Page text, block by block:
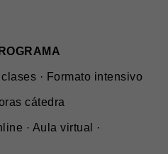
clases · Formato intensivo
cátedra
· Aula virtual ·